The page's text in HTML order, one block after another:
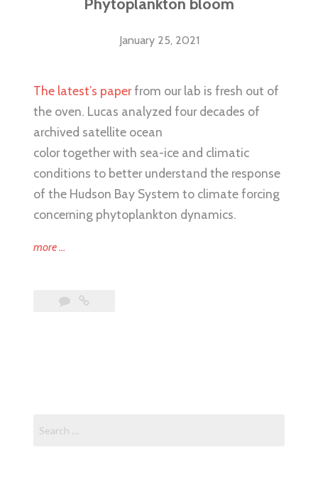
January 25, 2021
The latest’s paperfrom our lab is fresh out of
the oven. Lucas analyzed four decades of
archived satellite ocean
color together with sea-ice and climatic
conditions to better understand the response
of the Hudson Bay System to climate forcing
concerning phytoplankton dynamics.
more…
for: